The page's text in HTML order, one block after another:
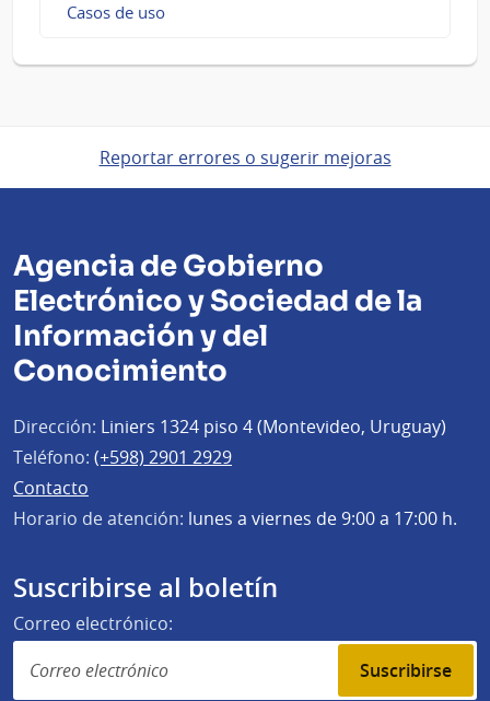
Casos de uso
Reportar errores o sugerir mejoras
Agencia de Gobierno
Electrónico y Sociedad de la
Información y del
Conocimiento
Dirección: Liniers 1324 piso 4 (Montevideo, Uruguay)
Teléfono: (+598) 2901 2929
Contacto
Horario de atención: lunes a viernes de 9:00 a 17:00 h.
Suscribirse al boletín
Correo electrónico:
Suscribirse